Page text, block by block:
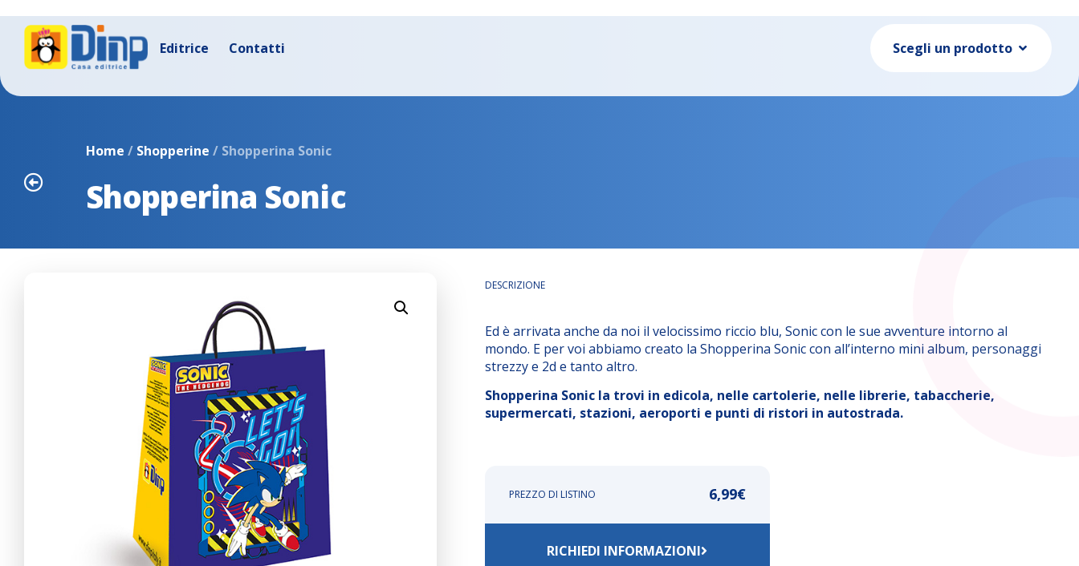
Editrice Contatti Scegli un prodotto
Home / Shopperine / Shopperina Sonic
Shopperina Sonic
DESCRIZIONE
Ed è arrivata anche da noi il velocissimo riccio blu, Sonic con le sue avventure intorno al
mondo. E per voi abbiamo creato la Shopperina Sonic con all’interno mini album, personaggi
strezzy e 2d e tanto altro.
Shopperina Sonic la trovi in edicola, nelle cartolerie, nelle librerie, tabaccherie,
supermercati, stazioni, aeroporti e punti di ristori in autostrada.
PREZZO DI LISTINO 6,99€
RICHIEDI INFORMAZIONI